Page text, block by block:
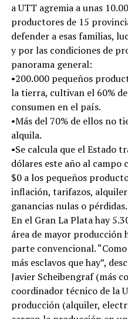
a UTT agremia a unas
productores de 15
defender a esas familias,
y por las condiciones de
panorama general:
•200.000 pequeños
la tierra, cultivan el 60%
consumen en el país.
•Más del 70% de ellos no
alquila.
•Se calcula que el Estado
dólares este año al campo
$0 a los pequeños
inflación, tarifazos,
ganancias nulas o pérdidas.
En el Gran La Plata hay
área de mayor
parte convencional.
más esclavos que hay”,
Javier Scheibengraf (más
coordinador técnico de la
producción (alquiler,